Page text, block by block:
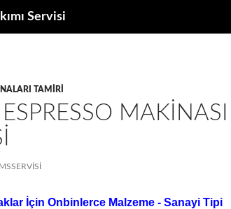
Servisi
TAMIRI
MAKINASI
İçin Onbinlerce Malzeme - Sanayi Tipi